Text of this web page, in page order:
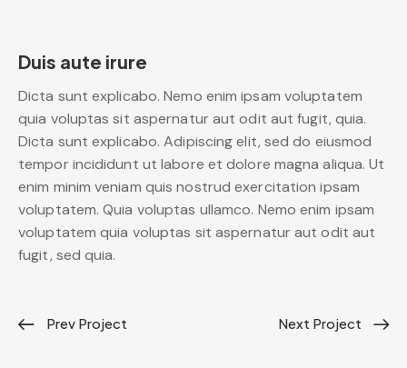
Duis aute irure
Dicta sunt explicabo. Nemo enim ipsam voluptatem
quia voluptas sit aspernatur aut odit aut fugit, quia.
Dicta sunt explicabo. Adipiscing elit, sed do eiusmod
tempor incididunt ut labore et dolore magna aliqua. Ut
enim minim veniam quis nostrud exercitation ipsam
voluptatem. Quia voluptas ullamco. Nemo enim ipsam
voluptatem quia voluptas sit aspernatur aut odit aut
fugit, sed quia.
Prev Project Next Project